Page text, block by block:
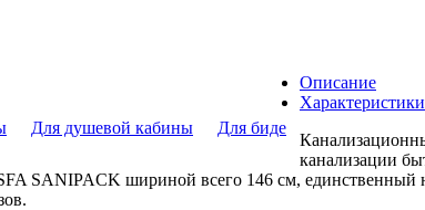
Для душевой кабины Для биде
Описание
Характеристики
канализации
SANIPACK шириной всего 146 см, единственный